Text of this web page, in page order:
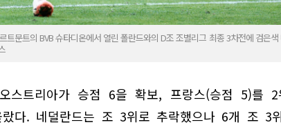
트문트의 BVB 슈타디온에서 열린 폴란드와의 D조 조별리그 최종 3차전에 검은색
스트리아가 승점 6을 확보, 프랑스(승점 5)를 2
다. 네덜란드는 조 3위로 추락했으나 6개 조 3